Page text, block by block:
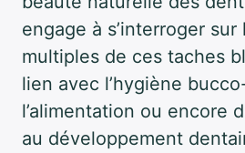
engage à s’interroger sur
multiples de ces taches
lien avec l’hygiène
l’alimentation ou encore
au développement